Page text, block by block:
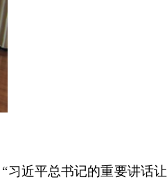
习近平总书记的重要讲话让